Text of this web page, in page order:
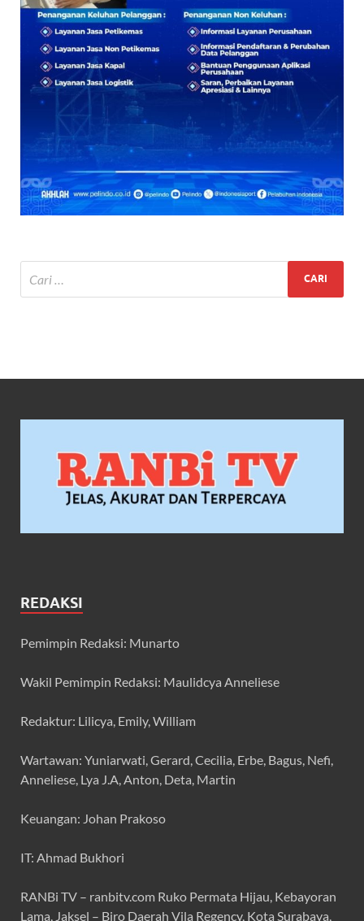
REDAKSI
Pemimpin Redaksi: Munarto
Wakil Pemimpin Redaksi: Maulidcya Anneliese
Redaktur: Lilicya, Emily, William
Wartawan: Yuniarwati, Gerard, Cecilia, Erbe, Bagus, Nefi,
Anneliese, Lya J.A, Anton, Deta, Martin
Keuangan: Johan Prakoso
IT: Ahmad Bukhori
RANBi TV – ranbitv.com Ruko Permata Hijau, Kebayoran
Lama, Jaksel – Biro Daerah Vila Regency, Kota Surabaya,